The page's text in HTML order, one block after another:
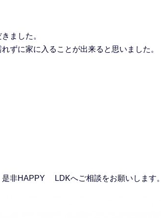
ました。
ずに家に入ることが出来ると思いました。
是非HAPPY LDKへご相談をお願いします。